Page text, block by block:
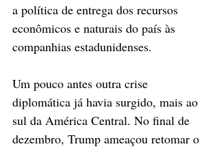
a política de entrega dos recursos
econômicos e naturais do país às
companhias estadunidenses.
Um pouco antes outra crise
diplomática já havia surgido, mais ao
sul da América Central. No final de
dezembro, Trump ameaçou retomar o